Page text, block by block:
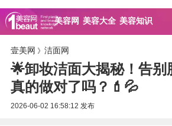
美容网 美容大全 美容知识
壹美网 》 洁面网
🌟卸妆洁面大揭秘！告别
真的做对了吗？💄💦
2026-06-02 16:58:12 发布